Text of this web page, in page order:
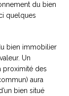
du bien
quelques
bien immobilier
Un
proximité des
aura
bien situé